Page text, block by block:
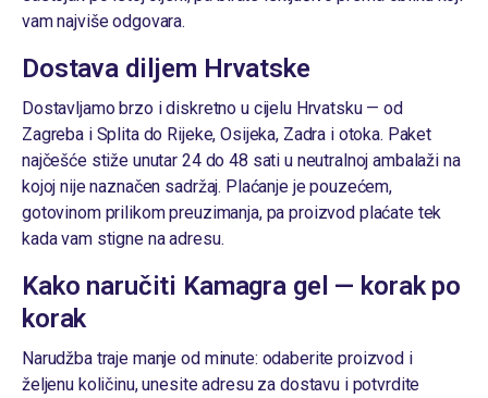
vam najviše odgovara.
Dostava diljem Hrvatske
Dostavljamo brzo i diskretno u cijelu Hrvatsku — od
Zagreba i Splita do Rijeke, Osijeka, Zadra i otoka. Paket
najčešće stiže unutar 24 do 48 sati u neutralnoj ambalaži na
kojoj nije naznačen sadržaj. Plaćanje je pouzećem,
gotovinom prilikom preuzimanja, pa proizvod plaćate tek
kada vam stigne na adresu.
Kako naručiti Kamagra gel — korak po
korak
Narudžba traje manje od minute: odaberiteproizvod i
željenu količinu, unesite adresu za dostavu i potvrdite